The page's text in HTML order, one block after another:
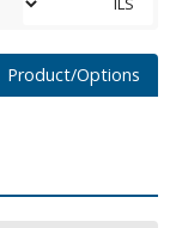
Product/Options